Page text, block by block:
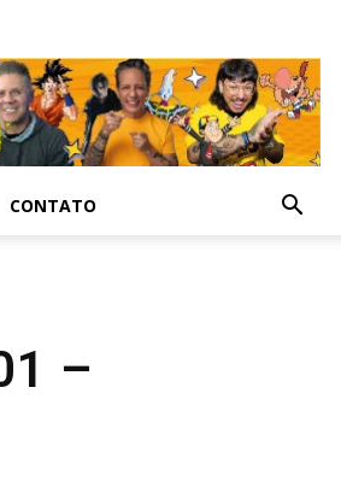
CONTATO
–